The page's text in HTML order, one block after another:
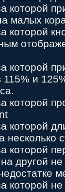
которой
малых
которой
которой
и
которой
которой
несколько
которой
другой
которой не